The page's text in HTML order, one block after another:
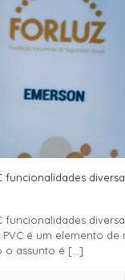
funcionalidades
funcionalidades
é um elemento de
o assunto é […]